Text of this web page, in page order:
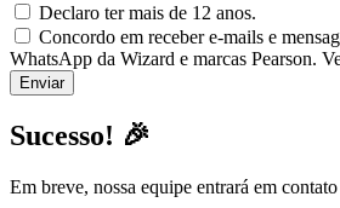
Declaro ter mais de 12 anos.
Concordo em receber e-mails e
WhatsApp da Wizard e marcas Pearson.
Sucesso! 🎉
Em breve, nossa equipe entrará em